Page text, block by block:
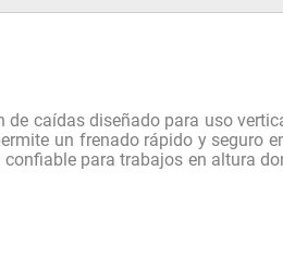
de caídas diseñado para uso
un frenado rápido y seguro
para trabajos en altura